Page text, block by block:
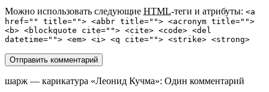
Можно использовать следующие HTML-теги и атрибуты: <a
href="" title=""> <abbr title=""> <acronym title="">
<b> <blockquote cite=""> <cite> <code> <del
datetime=""> <em> <i> <q cite=""> <strike> <strong>
шарж — карикатура «Леонид Кучма»: Один комментарий